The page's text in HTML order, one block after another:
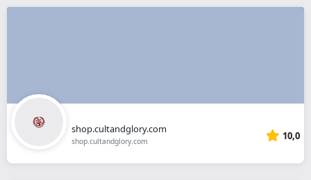
shop.cultandglory.com
shop.cultandglory.com 10,0